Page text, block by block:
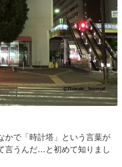
かで「時計塔」という言葉が
言うんだ…と初めて知りまし